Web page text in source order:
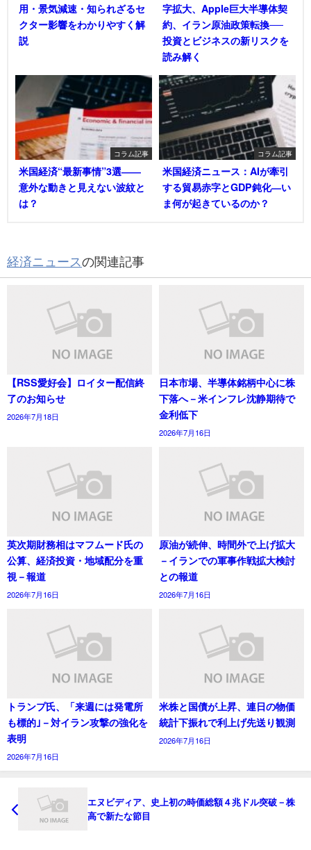
用・景気減速・知られざるセ
クター影響をわかりやすく解
説
字拡大、Apple巨大半導体契
約、イラン原油政策転換──
投資とビジネスの新リスクを
読み解く
コラム記事
米国経済“最新事情”3選――
意外な動きと見えない波紋と
は？
コラム記事
米国経済ニュース：AIが牽引
する貿易赤字とGDP鈍化―い
ま何が起きているのか？
経済ニュースの関連記事
【RSS愛好会】ロイター配信終
了のお知らせ
2026年7月18日
日本市場、半導体銘柄中心に株
下落へ－米インフレ沈静期待で
金利低下
2026年7月16日
英次期財務相はマフムード氏の
公算、経済投資・地域配分を重
視－報道
2026年7月16日
原油が続伸、時間外で上げ拡大
－イランでの軍事作戦拡大検討
との報道
2026年7月16日
トランプ氏、「来週には発電所
も標的｣－対イラン攻撃の強化を
表明
2026年7月16日
米株と国債が上昇、連日の物価
統計下振れで利上げ先送り観測
2026年7月16日
エヌビディア、史上初の時価総額４兆ドル突破－株
高で新たな節目